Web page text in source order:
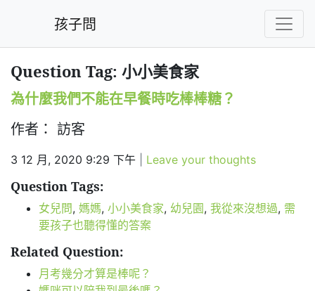
孩子問
Question Tag: 小小美食家
為什麼我們不能在早餐時吃棒棒糖？
作者： 訪客
3 12 月, 2020 9:29 下午 Leave your thoughts
Question Tags:
女兒問, 媽媽, 小小美食家, 幼兒園, 我從來沒想過, 需
要孩子也聽得懂的答案
Related Question:
月考幾分才算是棒呢？